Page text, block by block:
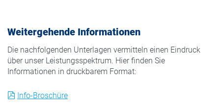
Weitergehende Informationen
Die nachfolgenden Unterlagen vermitteln einen Eindruck
über unser Leistungsspektrum. Hier finden Sie
Informationen in druckbarem Format:
Info-Broschüre